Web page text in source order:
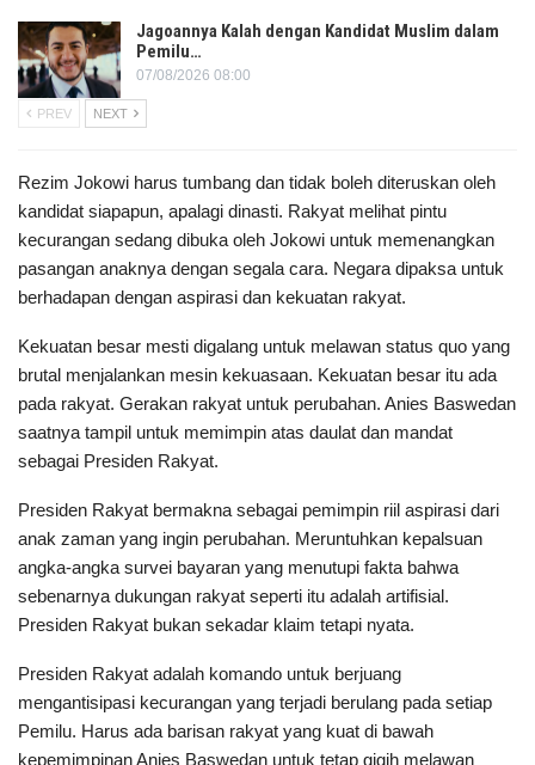
Jagoannya Kalah dengan Kandidat Muslim dalam
Pemilu…
07/08/2026 08:00
PREV NEXT
Rezim Jokowi harus tumbang dan tidak boleh diteruskan oleh
kandidat siapapun, apalagi dinasti. Rakyat melihat pintu
kecurangan sedang dibuka oleh Jokowi untuk memenangkan
pasangan anaknya dengan segala cara. Negara dipaksa untuk
berhadapan dengan aspirasi dan kekuatan rakyat.
Kekuatan besar mesti digalang untuk melawan status quo yang
brutal menjalankan mesin kekuasaan. Kekuatan besar itu ada
pada rakyat. Gerakan rakyat untuk perubahan. Anies Baswedan
saatnya tampil untuk memimpin atas daulat dan mandat
sebagai Presiden Rakyat.
Presiden Rakyat bermakna sebagai pemimpin riil aspirasi dari
anak zaman yang ingin perubahan. Meruntuhkan kepalsuan
angka-angka survei bayaran yang menutupi fakta bahwa
sebenarnya dukungan rakyat seperti itu adalah artifisial.
Presiden Rakyat bukan sekadar klaim tetapi nyata.
Presiden Rakyat adalah komando untuk berjuang
mengantisipasi kecurangan yang terjadi berulang pada setiap
Pemilu. Harus ada barisan rakyat yang kuat di bawah
kepemimpinan Anies Baswedan untuk tetap gigih melawan